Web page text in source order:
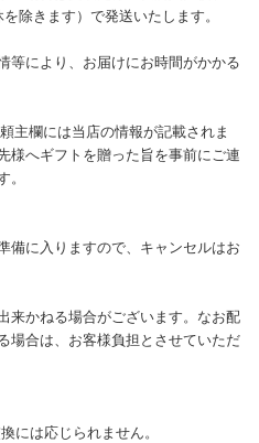
除きます）で発送いたします。
等により、お届けにお時間がかかる
主欄には当店の情報が記載されま
様へギフトを贈った旨を事前にご連
。
備に入りますので、キャンセルはお
来かねる場合がございます。なお配
場合は、お客様負担とさせていただ
には応じられません。